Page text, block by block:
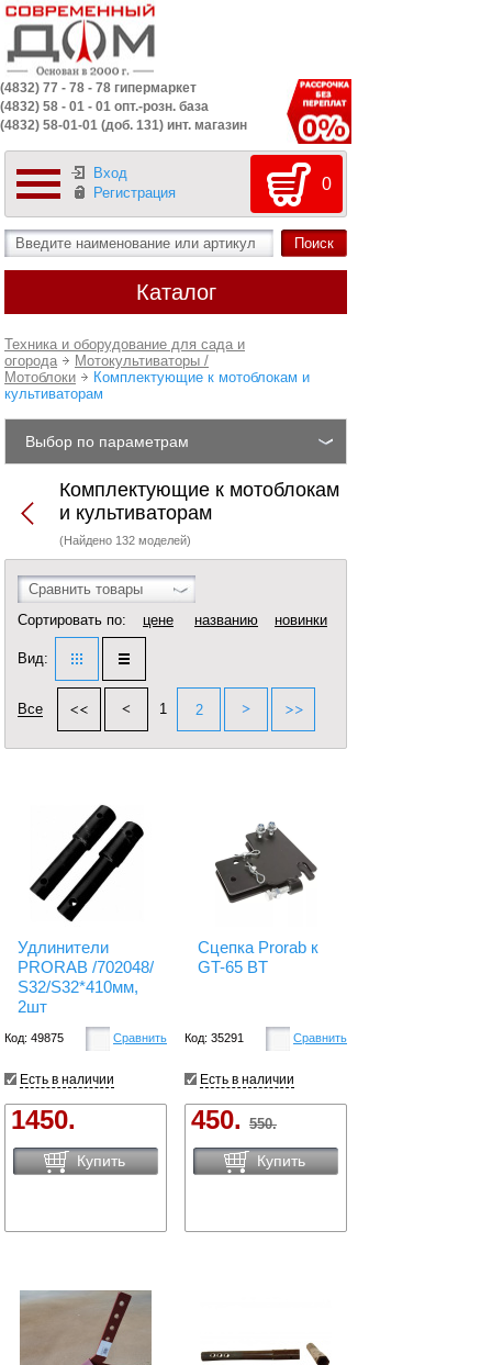
(4832) 77 - 78 - 78 гипермаркет
(4832) 58 - 01 - 01 опт.-розн. база
(4832) 58-01-01 (доб. 131) инт. магазин
Вход
Регистрация
0
Каталог
Техника и оборудование для сада и
огорода
Мотокультиваторы /
Мотоблоки
Комплектующие к мотоблокам и
культиваторам
Выбор по параметрам
Комплектующие к мотоблокам
и культиваторам
(Найдено 132 моделей)
Сравнить товары
Сортировать по:
цене названию новинки
Вид:
Все 1 2
Удлинители
PRORAB /702048/
S32/S32*410мм,
2шт
Код: 49875 Сравнить
Есть в наличии
1450.
Купить
Сцепка Prorab к
GT-65 BT
Код: 35291 Сравнить
Есть в наличии
450. 550.
Купить